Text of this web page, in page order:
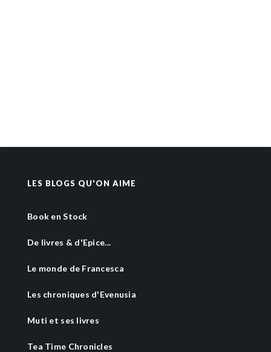
LES BLOGS QU'ON AIME
Book en Stock
De livres & d'Epice...
Le monde de Francesca
Les chroniques d'Evenusia
Muti et ses livres
Tea Time Chronicles